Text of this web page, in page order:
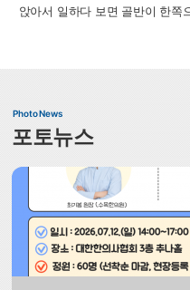
앉아서 일하다 보면 골반이 한쪽
Photo News
포토뉴스